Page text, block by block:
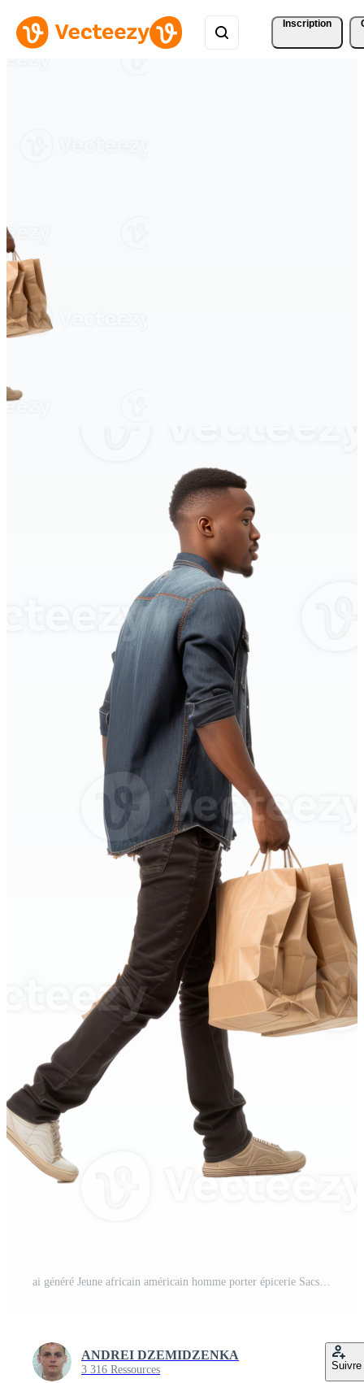
Inscription
ai généré Jeune africain américain homme porter épicerie Sacs PNG Pro
ANDREI DZEMIDZENKA
3 316 Ressources Suivre